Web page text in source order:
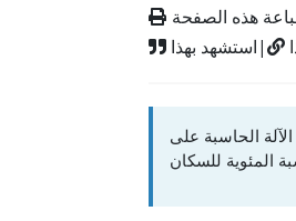
هذه الصفحة
استشهد بهذا|
الحاسبة على